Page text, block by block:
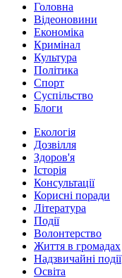
Головна
Відеоновини
Економіка
Кримінал
Культура
Політика
Спорт
Суспільство
Блоги
Екологія
Дозвілля
Здоров'я
Історія
Консультації
Корисні поради
Література
Події
Волонтерство
Життя в громадах
Надзвичайні події
Освіта